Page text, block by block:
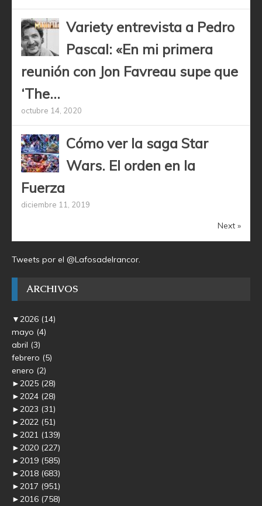
Variety entrevista a Pedro
Pascal: «En mi primera
reunión con Jon Favreau supe que
‘The...
octubre 14, 2020
Cómo ver la saga Star
Wars. El orden en la
Fuerza
diciembre 11, 2019
Next »
Tweets por el @Lafosadelrancor.
ARCHIVOS
▼2026 (14)
mayo (4)
abril (3)
febrero (5)
enero (2)
►2025 (28)
►2024 (28)
►2023 (31)
►2022 (51)
►2021 (139)
►2020 (227)
►2019 (585)
►2018 (683)
►2017 (951)
►2016 (758)